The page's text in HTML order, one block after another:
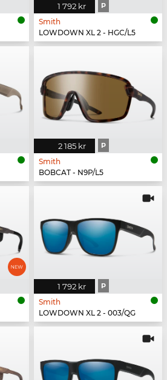
1 792 kr P
Smith
LOWDOWN XL 2 - HGC/L5
2 185 kr P
Smith
BOBCAT - N9P/L5
1 792 kr P
Smith
LOWDOWN XL 2 - 003/QG